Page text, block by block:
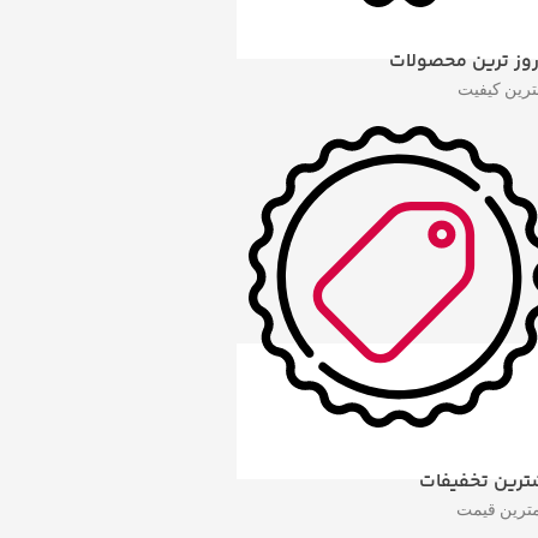
ترین محصولات
کیفیت
تخفیفات
قیمت